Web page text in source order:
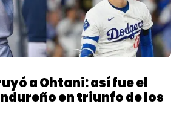
a Ohtani: así fue el
en triunfo de los